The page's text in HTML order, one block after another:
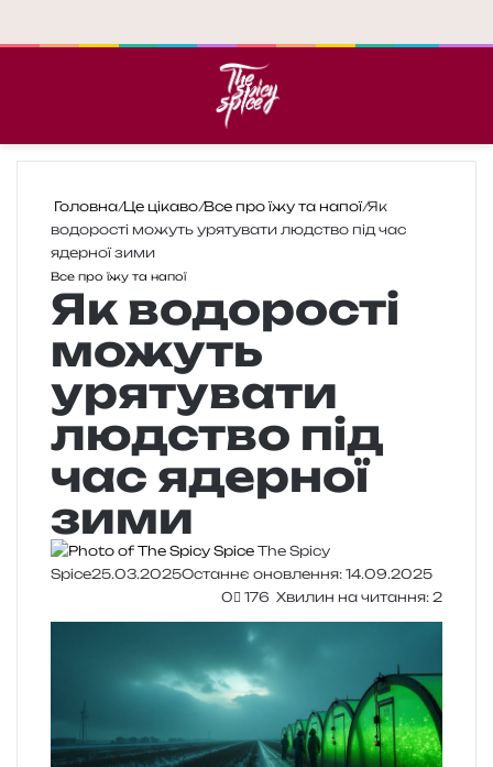
Головна/Це цікаво/Все про їжу та напої/Як
водорості можуть урятувати людство під час
ядерної зими
Все про їжу та напої
Як водорості
можуть
урятувати
людство під
час ядерної
зими
The Spicy
Spice25.03.2025Останнє оновлення: 14.09.2025
0
176 Хвилин на читання: 2